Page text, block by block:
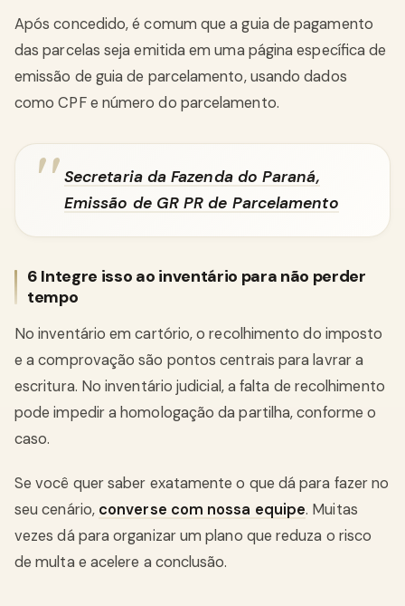
Após concedido, é comum que a guia de pagamento
das parcelas seja emitida em uma página específica de
emissão de guia de parcelamento, usando dados
como CPF e número do parcelamento.
Secretaria da Fazenda do Paraná,
Emissão de GR PR de Parcelamento
6 Integre isso ao inventário para não perder
tempo
No inventário em cartório, o recolhimento do imposto
e a comprovação são pontos centrais para lavrar a
escritura. No inventário judicial, a falta de recolhimento
pode impedir a homologação da partilha, conforme o
caso.
Se você quer saber exatamente o que dá para fazer no
seu cenário, converse com nossa equipe. Muitas
vezes dá para organizar um plano que reduza o risco
de multa e acelere a conclusão.